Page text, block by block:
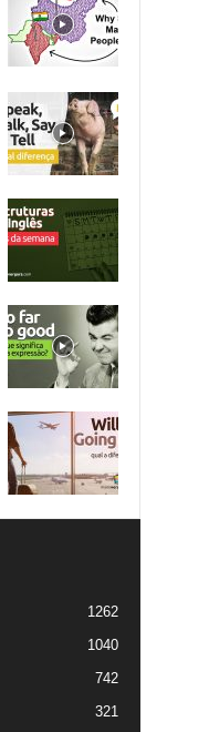
1262
1040
742
321